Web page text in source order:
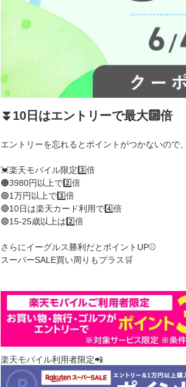
⏬️10日はエントリーで最大🔟倍
エントリーを忘れるとポイントがつかないので
💓楽天モバイル限定3️⃣倍
🟠3980円以上で2️⃣倍
🟣1万円以上で3️⃣倍
🔴10日は楽天カード利用で4️⃣倍
🟢15-25歳以上は2️⃣倍
さらにイーグルス勝利だとポイントUP⚾️
スーパーSALE買い周りもプラス🛒
楽天モバイル利用者限定📲